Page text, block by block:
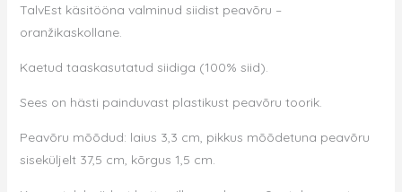
TalvEst käsitööna valminud siidist peavõru –
oranžikaskollane.
Kaetud taaskasutatud siidiga (100% siid).
Sees on hästi painduvast plastikust peavõru toorik.
Peavõru mõõdud: laius 3,3 cm, pikkus mõõdetuna peavõru
siseküljelt 37,5 cm, kõrgus 1,5 cm.